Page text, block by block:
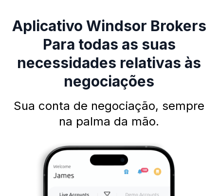
Aplicativo Windsor Brokers
Para todas as suas
necessidades relativas às
negociações
Sua conta de negociação, sempre
na palma da mão.